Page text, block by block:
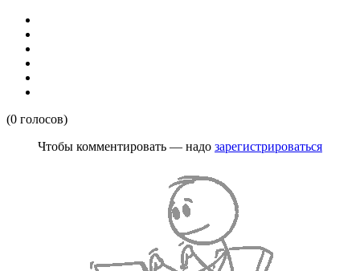
(0 голосов)
Чтобы комментировать — надо зарегистрироваться